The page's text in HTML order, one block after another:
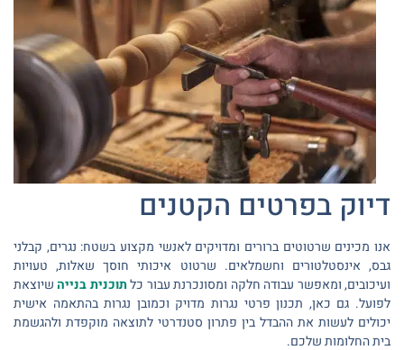
דיוק בפרטים הקטנים
אנו מכינים שרטוטים ברורים ומדויקים לאנשי מקצוע בשטח: נגרים, קבלני
גבס, אינסטלטורים וחשמלאים. שרטוט איכותי חוסך שאלות, טעויות
ועיכובים, ומאפשר עבודה חלקה ומסונכרנת עבור כלתוכנית בנייה שיוצאת
לפועל. גם כאן, תכנון פרטי נגרות מדויק וכמובן נגרות בהתאמה אישית
יכולים לעשות את ההבדל בין פתרון סטנדרטי לתוצאה מוקפדת ולהגשמת
בית החלומות שלכם.